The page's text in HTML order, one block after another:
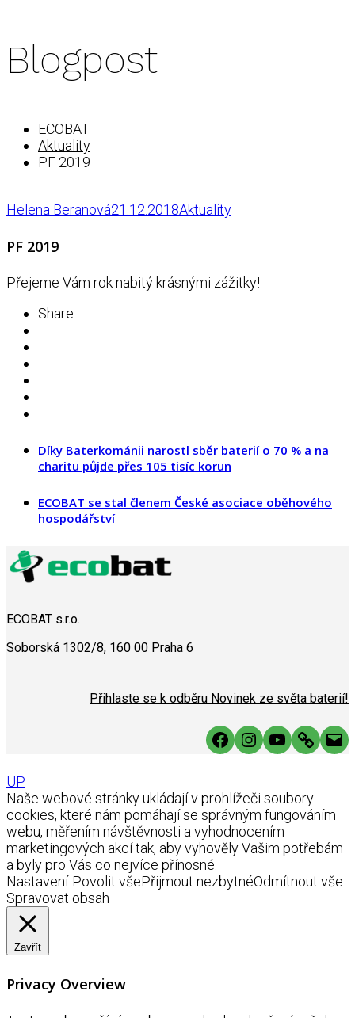
Blogpost
ECOBAT
Aktuality
PF 2019
Helena Beranová21.12.2018Aktuality
PF 2019
Přejeme Vám rok nabitý krásnými zážitky!
Share :
Díky Baterkománii narostl sběr baterií o 70 % a na
charitu půjde přes 105 tisíc korun
ECOBAT se stal členem České asociace oběhového
hospodářství
ECOBAT s.r.o.
Soborská 1302/8, 160 00 Praha 6
Přihlaste se k odběru Novinek ze světa baterií!
Facebook
Instagram
YouTube
Link
UP
Naše webové stránky ukládají v prohlížeči soubory
cookies, které nám pomáhají se správným fungováním
webu, měřením návštěvnosti a vyhodnocením
marketingových akcí tak, aby vyhověly Vašim potřebám
a byly pro Vás co nejvíce přínosné.
Nastavení Povolit všePřijmout nezbytnéOdmítnout vše
Spravovat obsah
Zavřít
Privacy Overview